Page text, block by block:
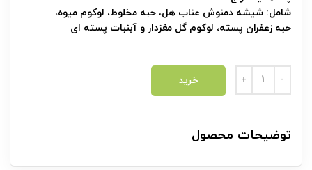
شامل: شیشه دمنوش عناب هل، حبه مخلوط، لوکوم میوه،
حبه زعفران پسته، لوکوم گل مغزدار و آبنبات پسته ای
پک ترنج عدد
خرید
توضیحات محصول